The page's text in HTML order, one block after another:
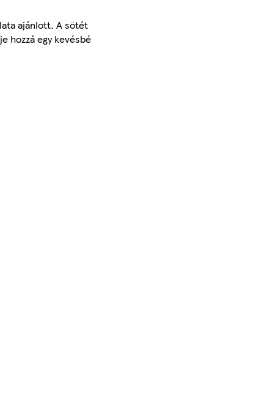
ajánlott. A sötét
hozzá egy kevésbé